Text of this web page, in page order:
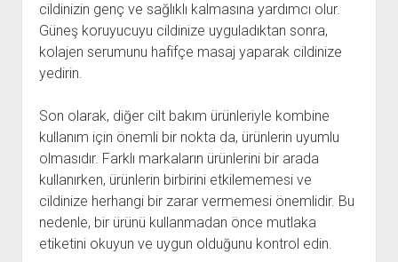
cildinizin genç ve sağlıklı kalmasına yardımcı olur.
Güneş koruyucuyu cildinize uyguladıktan sonra,
kolajen serumunu hafifçe masaj yaparak cildinize
yedirin.
Son olarak, diğer cilt bakım ürünleriyle kombine
kullanım için önemli bir nokta da, ürünlerin uyumlu
olmasıdır. Farklı markaların ürünlerini bir arada
kullanırken, ürünlerin birbirini etkilememesi ve
cildinize herhangi bir zarar vermemesi önemlidir. Bu
nedenle, bir ürünü kullanmadan önce mutlaka
etiketini okuyun ve uygun olduğunu kontrol edin.